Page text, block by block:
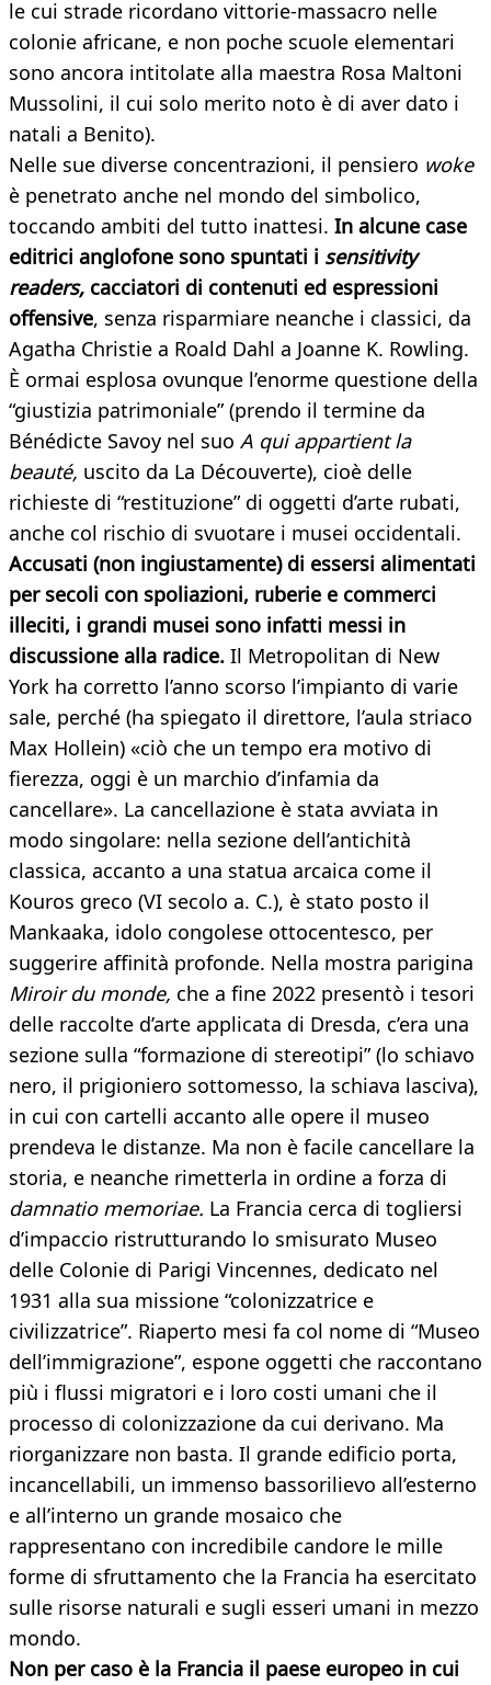
le cui strade ricordano vittorie-massacro nelle
colonie africane, e non poche scuole elementari
sono ancora intitolate alla maestra Rosa Maltoni
Mussolini, il cui solo merito noto è di aver dato i
natali a Benito).
Nelle sue diverse concentrazioni, il pensiero woke
è penetrato anche nel mondo del simbolico,
toccando ambiti del tutto inattesi. In alcune case
editrici anglofone sono spuntati i sensitivity
readers, cacciatori di contenuti ed espressioni
offensive, senza risparmiare neanche i classici, da
Agatha Christie a Roald Dahl a Joanne K. Rowling.
È ormai esplosa ovunque l’enorme questione della
“giustizia patrimoniale” (prendo il termine da
Bénédicte Savoy nel suo A qui appartient la
beauté, uscito da La Découverte), cioè delle
richieste di “restituzione” di oggetti d’arte rubati,
anche col rischio di svuotare i musei occidentali.
Accusati (non ingiustamente) di essersi alimentati
per secoli con spoliazioni, ruberie e commerci
illeciti, i grandi musei sono infatti messi in
discussione alla radice. Il Metropolitan di New
York ha corretto l’anno scorso l’impianto di varie
sale, perché (ha spiegato il direttore, l’aula striaco
Max Hollein) «ciò che un tempo era motivo di
fierezza, oggi è un marchio d’infamia da
cancellare». La cancellazione è stata avviata in
modo singolare: nella sezione dell’antichità
classica, accanto a una statua arcaica come il
Kouros greco (VI secolo a. C.), è stato posto il
Mankaaka, idolo congolese ottocentesco, per
suggerire affinità profonde. Nella mostra parigina
Miroir du monde, che a fine 2022 presentò i tesori
delle raccolte d’arte applicata di Dresda, c’era una
sezione sulla “formazione di stereotipi” (lo schiavo
nero, il prigioniero sottomesso, la schiava lasciva),
in cui con cartelli accanto alle opere il museo
prendeva le distanze. Ma non è facile cancellare la
storia, e neanche rimetterla in ordine a forza di
damnatio memoriae. La Francia cerca di togliersi
d’impaccio ristrutturando lo smisurato Museo
delle Colonie di Parigi Vincennes, dedicato nel
1931 alla sua missione “colonizzatrice e
civilizzatrice”. Riaperto mesi fa col nome di “Museo
dell’immigrazione”, espone oggetti che raccontano
più i flussi migratori e i loro costi umani che il
processo di colonizzazione da cui derivano. Ma
riorganizzare non basta. Il grande edificio porta,
incancellabili, un immenso bassorilievo all’esterno
e all’interno un grande mosaico che
rappresentano con incredibile candore le mille
forme di sfruttamento che la Francia ha esercitato
sulle risorse naturali e sugli esseri umani in mezzo
mondo.
Non per caso è la Francia il paese europeo in cui